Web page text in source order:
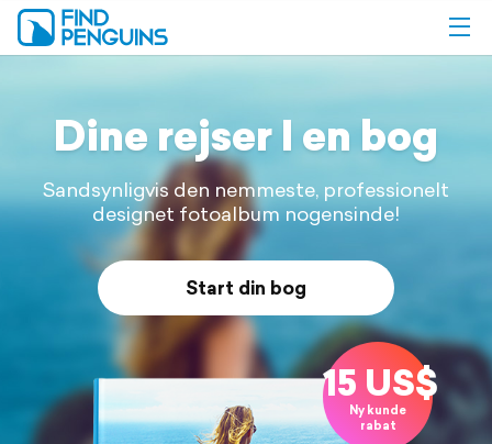
Dine rejser I en bog
Sandsynligvis den nemmeste, professionelt
designet fotoalbum nogensinde!
Start din bog
15 US$
Ny kunde
rabat